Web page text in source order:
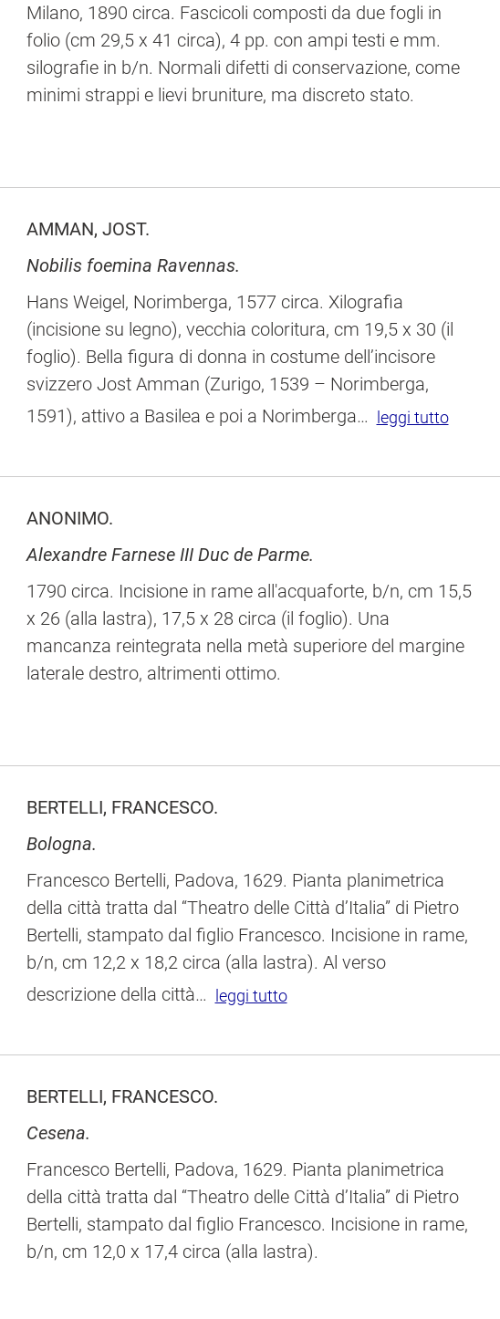
Milano, 1890 circa. Fascicoli composti da due fogli in
folio (cm 29,5 x 41 circa), 4 pp. con ampi testi e mm.
silografie in b/n. Normali difetti di conservazione, come
minimi strappi e lievi bruniture, ma discreto stato.
AMMAN, JOST.
Nobilis foemina Ravennas.
Hans Weigel, Norimberga, 1577 circa. Xilografia
(incisione su legno), vecchia coloritura, cm 19,5 x 30 (il
foglio). Bella figura di donna in costume dell’incisore
svizzero Jost Amman (Zurigo, 1539 – Norimberga,
1591), attivo a Basilea e poi a Norimberga… leggi tutto
ANONIMO.
Alexandre Farnese III Duc de Parme.
1790 circa. Incisione in rame all'acquaforte, b/n, cm 15,5
x 26 (alla lastra), 17,5 x 28 circa (il foglio). Una
mancanza reintegrata nella metà superiore del margine
laterale destro, altrimenti ottimo.
BERTELLI, FRANCESCO.
Bologna.
Francesco Bertelli, Padova, 1629. Pianta planimetrica
della città tratta dal “Theatro delle Città d’Italia” di Pietro
Bertelli, stampato dal figlio Francesco. Incisione in rame,
b/n, cm 12,2 x 18,2 circa (alla lastra). Al verso
descrizione della città… leggi tutto
BERTELLI, FRANCESCO.
Cesena.
Francesco Bertelli, Padova, 1629. Pianta planimetrica
della città tratta dal “Theatro delle Città d’Italia” di Pietro
Bertelli, stampato dal figlio Francesco. Incisione in rame,
b/n, cm 12,0 x 17,4 circa (alla lastra).